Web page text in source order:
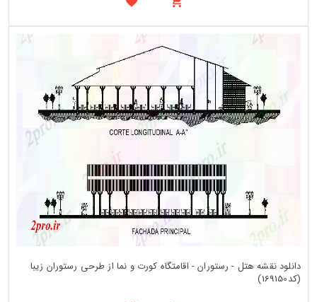
دانلود نقشه هتل - رستوران - اقامتگاه کورت و نما از طرحی رستوران زیبا
(کد169150)